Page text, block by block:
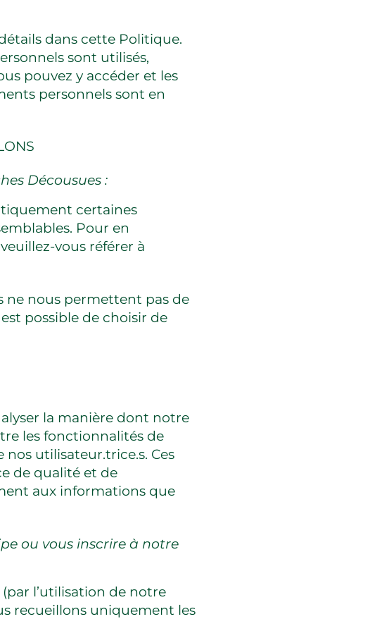
dans cette Politique.
sont utilisés,
pouvez y accéder et les
personnels sont en
Décousues :
certaines
Pour en
vous référer à
ne nous permettent pas de
possible de choisir de
la manière dont notre
les fonctionnalités de
utilisateur.trice.s. Ces
de qualité et de
aux informations que
ou vous inscrire à notre
l’utilisation de notre
recueillons uniquement les